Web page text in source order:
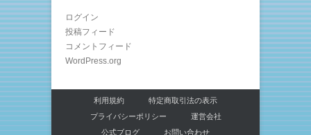
ログイン
投稿フィード
コメントフィード
WordPress.org
利用規約
特定商取引法の表示
プライバシーポリシー
運営会社
公式ブログ
お問い合わせ